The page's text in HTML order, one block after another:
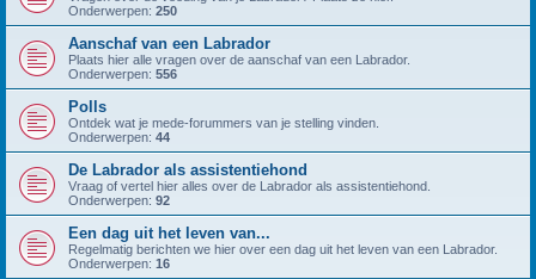
Onderwerpen: 250
Aanschaf van een Labrador
Plaats hier alle vragen over de aanschaf van een Labrador.
Onderwerpen: 556
Polls
Ontdek wat je mede-forummers van je stelling vinden.
Onderwerpen: 44
De Labrador als assistentiehond
Vraag of vertel hier alles over de Labrador als assistentiehond.
Onderwerpen: 92
Een dag uit het leven van...
Regelmatig berichten we hier over een dag uit het leven van een Labrador.
Onderwerpen: 16